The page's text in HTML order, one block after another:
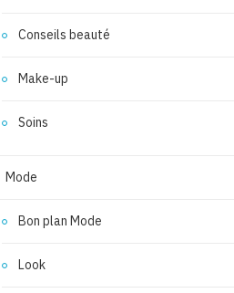
Conseils beauté
Make-up
Soins
Mode
Bon plan Mode
Look